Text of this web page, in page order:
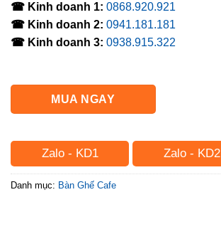
☎ Kinh doanh 1: 0868.920.921
☎ Kinh doanh 2: 0941.181.181
☎ Kinh doanh 3: 0938.915.322
MUA NGAY
Zalo - KD1 Zalo - KD2
Danh mục: Bàn Ghế Cafe